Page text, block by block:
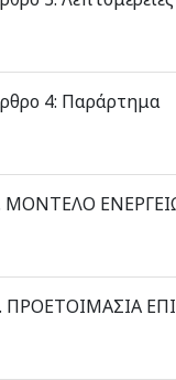
4: Παράρτημα
ΜΟΝΤΕΛΟ
ΠΡΟΕΤΟΙΜΑΣΙΑ